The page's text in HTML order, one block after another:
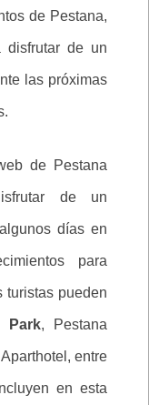
de Pestana,
disfrutar de un
las próximas
de Pestana
de un
días en
para
turistas pueden
Park, Pestana
entre
en esta